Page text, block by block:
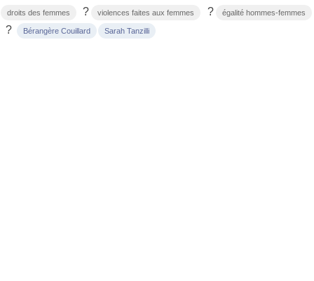
droits des femmes ? violences faites aux femmes ? égalité hommes-femmes
? Bérangère Couillard Sarah Tanzilli